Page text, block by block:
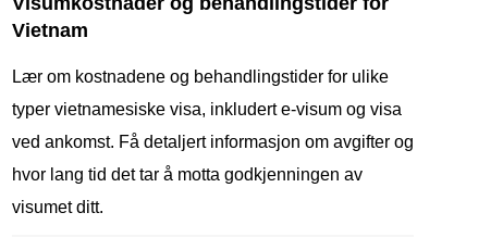
Vietnam
Lær om kostnadene og behandlingstider for ulike
typer vietnamesiske visa, inkludert e-visum og visa
ved ankomst. Få detaljert informasjon om avgifter og
hvor lang tid det tar å motta godkjenningen av
visumet ditt.